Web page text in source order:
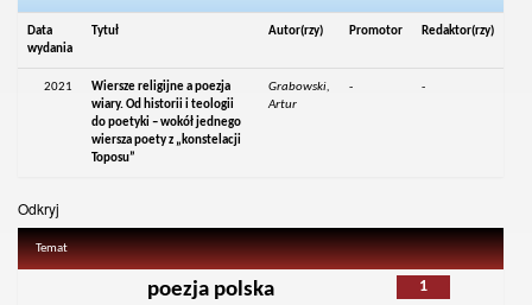
Data
wydania
Tytuł Autor(rzy) Promotor Redaktor(rzy)
2021
Wiersze religijne a poezja
wiary. Od historii i teologii
do poetyki – wokół jednego
wiersza poety z „konstelacji
Toposu”
Grabowski,
Artur
- -
Odkryj
Temat
1
poezja polska